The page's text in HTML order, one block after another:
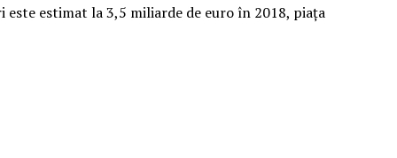
estimat la 3,5 miliarde de euro în 2018, piaţa